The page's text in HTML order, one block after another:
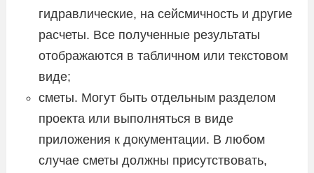
гидравлические, на сейсмичность и другие
расчеты. Все полученные результаты
отображаются в табличном или текстовом
виде;
сметы. Могут быть отдельным разделом
проекта или выполняться в виде
приложения к документации. В любом
случае сметы должны присутствовать,